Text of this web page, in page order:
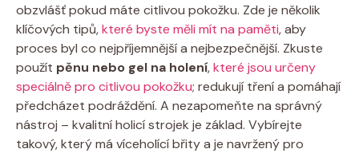
obzvlášť pokud máte citlivou pokožku. Zde je několik
klíčových tipů,které byste měli mít na paměti, aby
proces byl co nejpříjemnější a nejbezpečnější. Zkuste
použít pěnu nebo gel na holení,které jsou určeny
speciálně pro citlivou pokožku; redukují tření a pomáhají
předcházet podráždění. A nezapomeňte na správný
nástroj – kvalitní holicí strojek je základ. Vybírejte
takový, který má víceholící břity a je navržený pro